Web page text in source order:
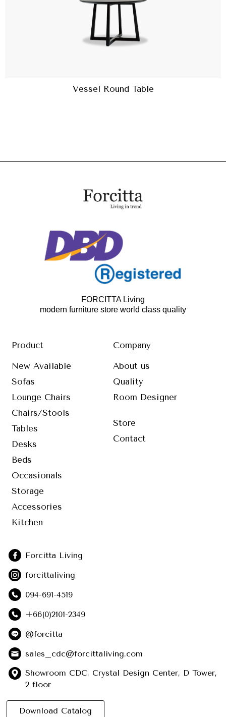
Vessel Round Table
FORCITTA Living
modern furniture store world class quality
Product
New Available
Sofas
Lounge Chairs
Chairs/Stools
Tables
Desks
Beds
Occasionals
Storage
Accessories
Kitchen
Company
About us
Quality
Room Designer
Store
Contact
Forcitta Living
forcittaliving
094-691-4519
+66(0)2101-2349
@forcitta
sales_cdc@forcittaliving.com
Showroom CDC, Crystal Design Center, D Tower,
2 floor
Download Catalog